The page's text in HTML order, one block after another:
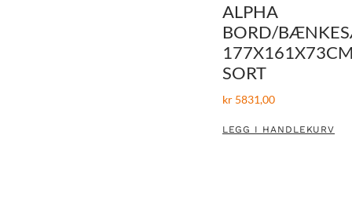
ALPHA
BORD/
SORT
kr5831,00
LEGG I HANDLEKURV